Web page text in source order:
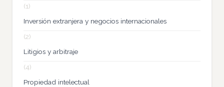
(1)
Inversión extranjera y negocios internacionales
(2)
Litigios y arbitraje
(4)
Propiedad intelectual